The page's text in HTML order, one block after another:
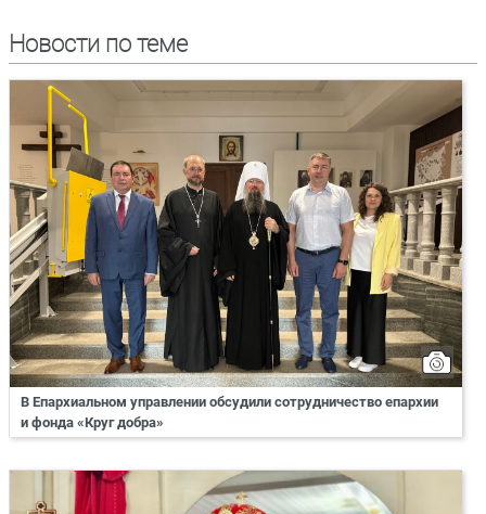
Новости по теме
В Епархиальном управлении обсудили сотрудничество епархии
и фонда «Круг добра»